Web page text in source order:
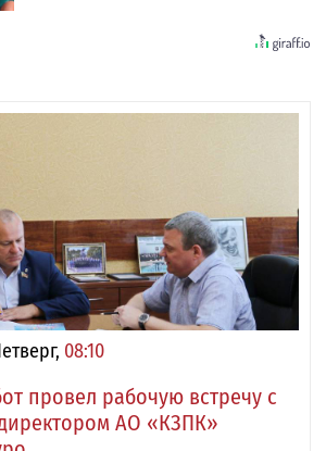
08:10
провел рабочую встречу с
АО «КЗПК»